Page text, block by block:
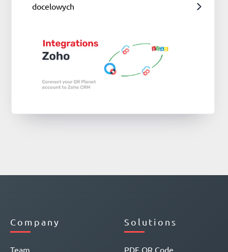
docelowych
Company
Team
Solutions
PDF QR Code